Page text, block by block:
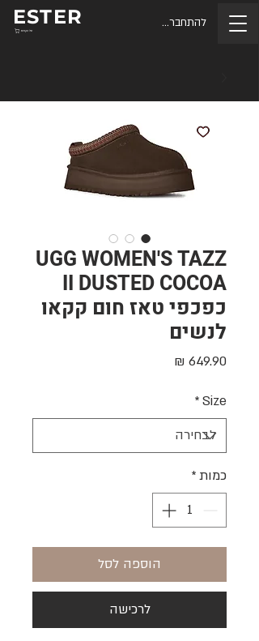
ESTER
סל הקניות
להתחברות
UGG WOMEN'S TAZZ
II DUSTED COCOA
כפכפי טאז חום קקאו
לנשים
Size
*
כמות*
הוספה לסל
לרכישה